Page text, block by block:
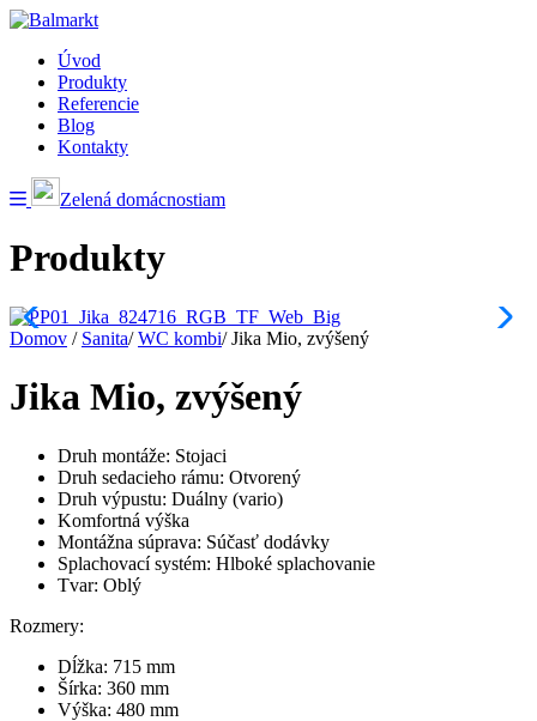
Úvod
Produkty
Referencie
Blog
Kontakty
Zelená domácnostiam
Produkty
Domov / Sanita/ WC kombi/ Jika Mio, zvýšený
Jika Mio, zvýšený
Druh montáže: Stojaci
Druh sedacieho rámu: Otvorený
Druh výpustu: Duálny (vario)
Komfortná výška
Montážna súprava: Súčasť dodávky
Splachovací systém: Hlboké splachovanie
Tvar: Oblý
Rozmery:
Dĺžka: 715 mm
Šírka: 360 mm
Výška: 480 mm